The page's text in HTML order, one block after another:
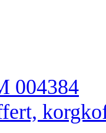
004384